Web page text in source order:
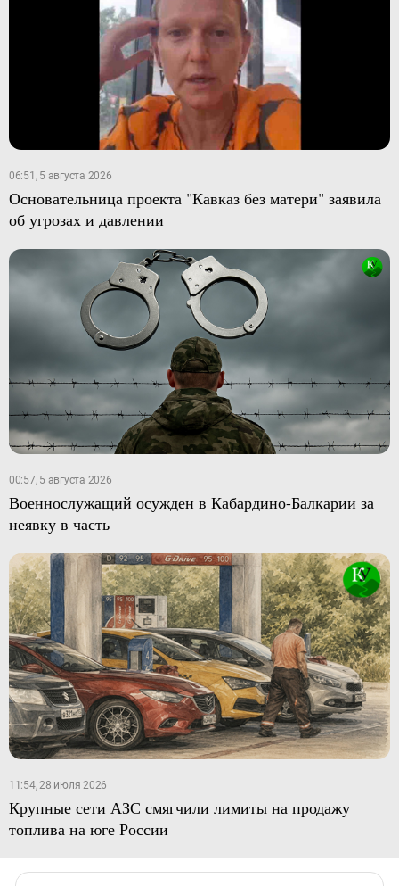
06:51, 5 августа 2026
Основательница проекта "Кавказ без матери" заявила
об угрозах и давлении
00:57, 5 августа 2026
Военнослужащий осужден в Кабардино-Балкарии за
неявку в часть
11:54, 28 июля 2026
Крупные сети АЗС смягчили лимиты на продажу
топлива на юге России